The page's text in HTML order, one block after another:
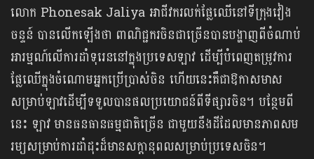
លោក Phonesak Jaliya អាជីវករ​លក់​ផ្លែ​ឈើ​នៅ​ទីក្រុង​វៀង
ចន្ទន៍ បានលើកឡើងថា ពាណិជ្ជករចិនជាច្រើនបានបង្ហាញពីចំណាប់
អារម្មណ៍លើការដាំទុរេននៅក្នុងប្រទេសឡាវ ដើម្បីបំពេញតម្រូវការ
ផ្លែឈើក្នុងចំណោមអ្នកប្រើប្រាស់ចិន ហើយនេះគឺជាឱកាសមាស
សម្រាប់ឡាវ​ដើម្បី​ទទួល​បាន​ផល​ប្រយោជន៍​ពី​ទីផ្សារ​ចិន។ បន្ថែមពី
នេះ ឡាវ មានធនធានធម្មជាតិច្រើន ជាមួយនឹងដីដែលមានភាពសម
រម្យសម្រាប់ការដាំដុះដ៏មានសក្តានុពលសម្រាប់ប្រទេសចិន។